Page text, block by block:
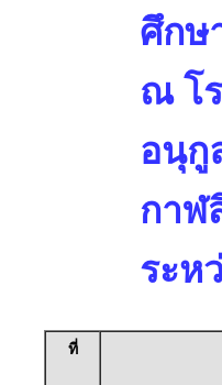
ศึกษ
ณ โ
อนุกู
กาฬ
ระห
ที่